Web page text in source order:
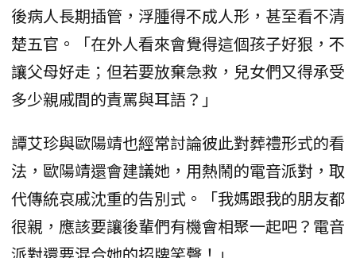
後病人長期插管，浮腫得不成人形，甚至看不清
楚五官。「在外人看來會覺得這個孩子好狠，不
讓父母好走；但若要放棄急救，兒女們又得承受
多少親戚間的責罵與耳語？」
譚艾珍與歐陽靖也經常討論彼此對葬禮形式的看
法，歐陽靖還會建議她，用熱鬧的電音派對，取
代傳統哀戚沈重的告別式。「我媽跟我的朋友都
很親，應該要讓後輩們有機會相聚一起吧？電音